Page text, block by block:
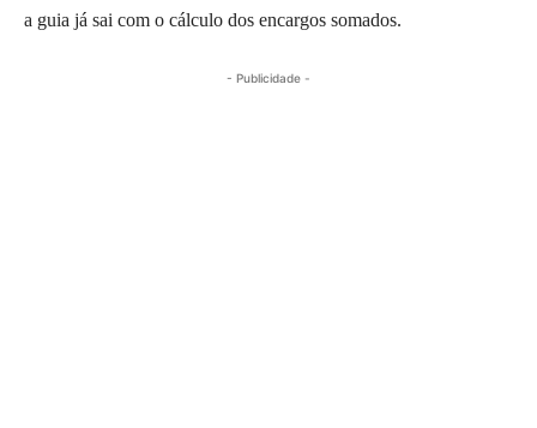
a guia já sai com o cálculo dos encargos somados.
- Publicidade -